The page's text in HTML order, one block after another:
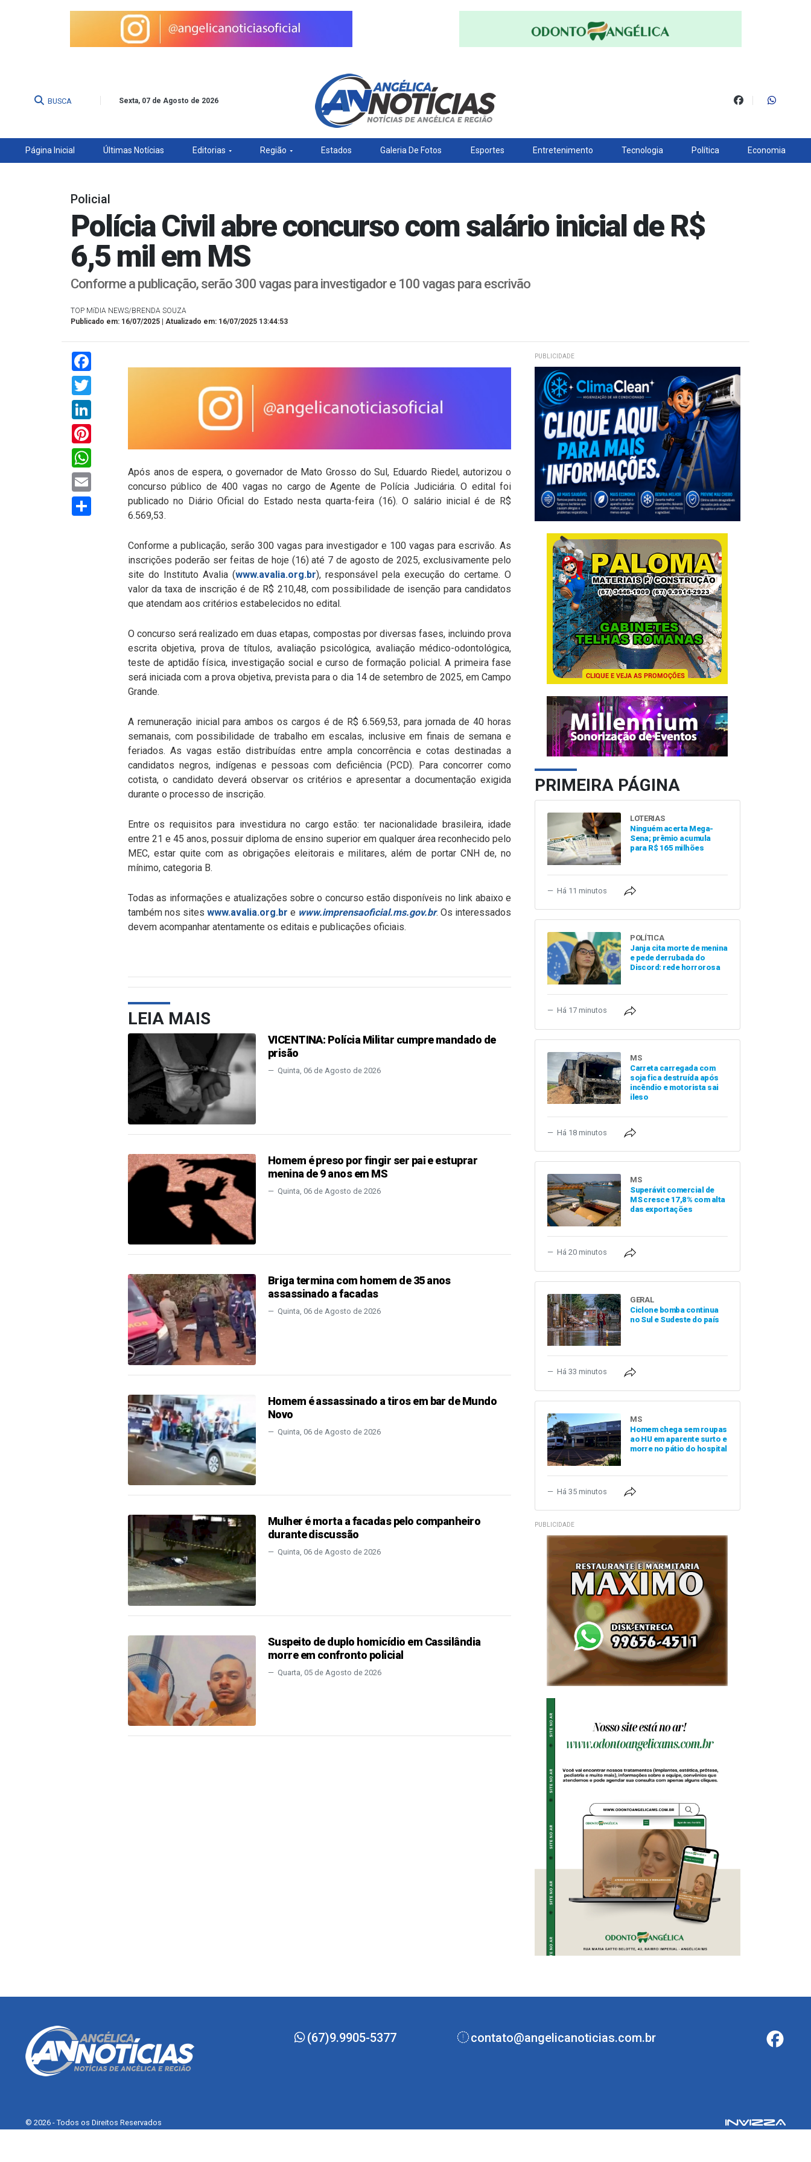
BUSCA Sexta, 07 de Agosto de 2026
Página Inicial Últimas Notícias Editorias Região Estados Galeria De Fotos Esportes Entretenimento Tecnologia Política Economia
Policial
Polícia Civil abre concurso com salário inicial de R$
6,5 mil em MS
Conforme a publicação, serão 300 vagas para investigador e 100 vagas para escrivão
TOP MíDIA NEWS/BRENDA SOUZA
Publicado em: 16/07/2025 | Atualizado em: 16/07/2025 13:44:53
WhatsApp
Compartilhar
Após anos de espera, o governador de Mato Grosso do Sul, Eduardo Riedel, autorizou o
concurso público de 400 vagas no cargo de Agente de Polícia Judiciária. O edital foi
publicado no Diário Oficial do Estado nesta quarta-feira (16). O salário inicial é de R$
6.569,53.
Conforme a publicação, serão 300 vagas para investigador e 100 vagas para escrivão. As
inscrições poderão ser feitas de hoje (16) até 7 de agosto de 2025, exclusivamente pelo
site do Instituto Avalia (www.avalia.org.br), responsável pela execução do certame. O
valor da taxa de inscrição é de R$ 210,48, com possibilidade de isenção para candidatos
que atendam aos critérios estabelecidos no edital.
O concurso será realizado em duas etapas, compostas por diversas fases, incluindo prova
escrita objetiva, prova de títulos, avaliação psicológica, avaliação médico-odontológica,
teste de aptidão física, investigação social e curso de formação policial. A primeira fase
será iniciada com a prova objetiva, prevista para o dia 14 de setembro de 2025, em Campo
Grande.
A remuneração inicial para ambos os cargos é de R$ 6.569,53, para jornada de 40 horas
semanais, com possibilidade de trabalho em escalas, inclusive em finais de semana e
feriados. As vagas estão distribuídas entre ampla concorrência e cotas destinadas a
candidatos negros, indígenas e pessoas com deficiência (PCD). Para concorrer como
cotista, o candidato deverá observar os critérios e apresentar a documentação exigida
durante o processo de inscrição.
Entre os requisitos para investidura no cargo estão: ter nacionalidade brasileira, idade
entre 21 e 45 anos, possuir diploma de ensino superior em qualquer área reconhecido pelo
MEC, estar quite com as obrigações eleitorais e militares, além de portar CNH de, no
mínimo, categoria B.
Todas as informações e atualizações sobre o concurso estão disponíveis no link abaixo e
também nos sites www.avalia.org.br e www.imprensaoficial.ms.gov.br. Os interessados
devem acompanhar atentamente os editais e publicações oficiais.
LEIA MAIS
VICENTINA: Polícia Militar cumpre mandado de
prisão
Quinta, 06 de Agosto de 2026
Homem é preso por fingir ser pai e estuprar
menina de 9 anos em MS
Quinta, 06 de Agosto de 2026
Briga termina com homem de 35 anos
assassinado a facadas
Quinta, 06 de Agosto de 2026
Homem é assassinado a tiros em bar de Mundo
Novo
Quinta, 06 de Agosto de 2026
Mulher é morta a facadas pelo companheiro
durante discussão
Quinta, 06 de Agosto de 2026
Suspeito de duplo homicídio em Cassilândia
morre em confronto policial
Quarta, 05 de Agosto de 2026
PUBLICIDADE
PRIMEIRA PÁGINA
LOTERIAS
Ninguém acerta Mega-
Sena; prêmio acumula
para R$ 165 milhões
Há 11 minutos
POLÍTICA
Janja cita morte de menina
e pede derrubada do
Discord: rede horrorosa
Há 17 minutos
MS
Carreta carregada com
soja fica destruída após
incêndio e motorista sai
ileso
Há 18 minutos
MS
Superávit comercial de
MS cresce 17,8% com alta
das exportações
Há 20 minutos
GERAL
Ciclone bomba continua
no Sul e Sudeste do país
Há 33 minutos
MS
Homem chega sem roupas
ao HU em aparente surto e
morre no pátio do hospital
Há 35 minutos
PUBLICIDADE
(67)9.9905-5377 contato@angelicanoticias.com.br
© 2026 - Todos os Direitos Reservados